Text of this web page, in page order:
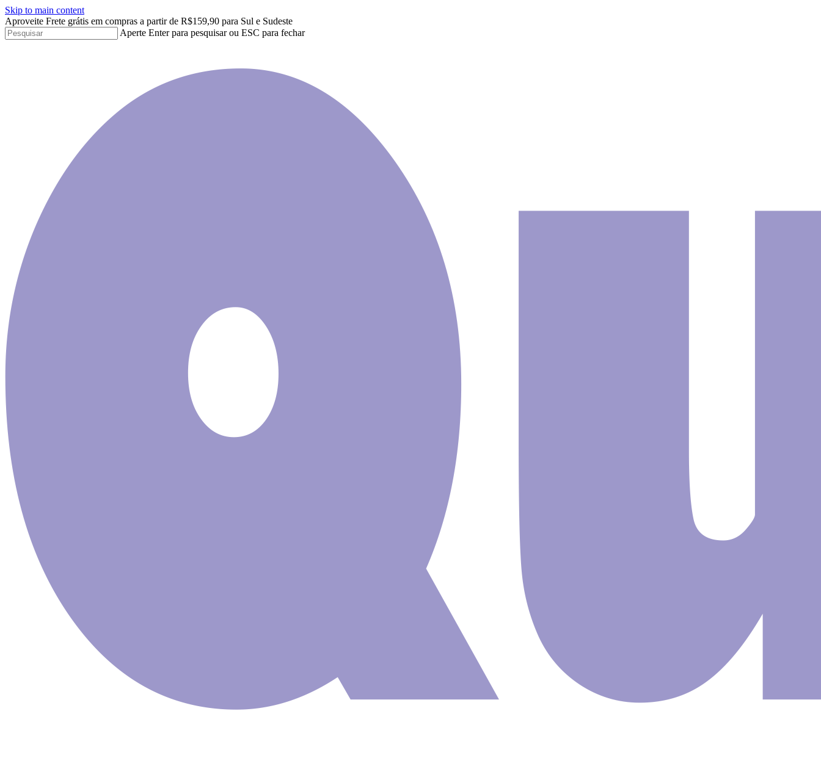
Skip to main content
Aproveite Frete grátis em compras a partir de R$159,90 para Sul e Sudeste
Aperte Enter para pesquisar ou ESC para fechar